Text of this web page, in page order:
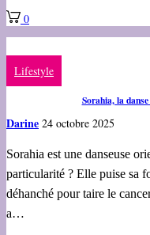
0
Lifestyle
Sorahia, la
Darine 24 octobre 2025
Sorahia est une danseuse
particularité ? Elle puise sa
déhanché pour taire le
a…